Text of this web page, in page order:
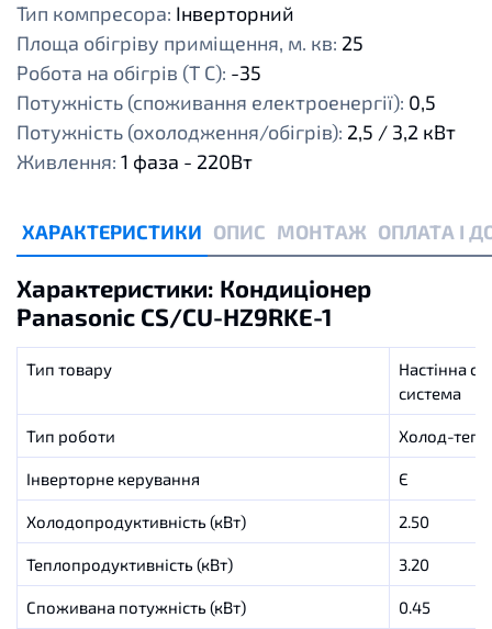
Тип компресора: Інверторний
Площа обігріву приміщення, м. кв: 25
Робота на обігрів (Т С): -35
Потужність (споживання електроенергії): 0,5
Потужність (охолодження/обігрів): 2,5 / 3,2 кВт
Живлення: 1 фаза - 220Вт
ХАРАКТЕРИСТИКИ ОПИС МОНТАЖ ОПЛАТА І
Характеристики: Кондиціонер
Panasonic CS/CU-HZ9RKE-1
Тип товару
Настінна
система
Тип роботи Холод-
Інверторне керування Є
Холодопродуктивність (кВт) 2.50
Теплопродуктивність (кВт) 3.20
Споживана потужність (кВт) 0.45